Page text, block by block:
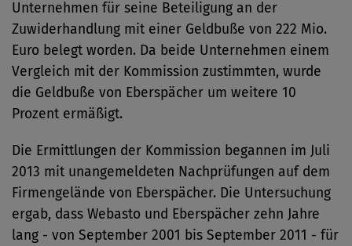
Unternehmen für seine Beteiligung an der
Zuwiderhandlung mit einer Geldbuße von 222 Mio.
Euro belegt worden. Da beide Unternehmen einem
Vergleich mit der Kommission zustimmten, wurde
die Geldbuße von Eberspächer um weitere 10
Prozent ermäßigt.
Die Ermittlungen der Kommission begannen im Juli
2013 mit unangemeldeten Nachprüfungen auf dem
Firmengelände von Eberspächer. Die Untersuchung
ergab, dass Webasto und Eberspächer zehn Jahre
lang - von September 2001 bis September 2011 - für